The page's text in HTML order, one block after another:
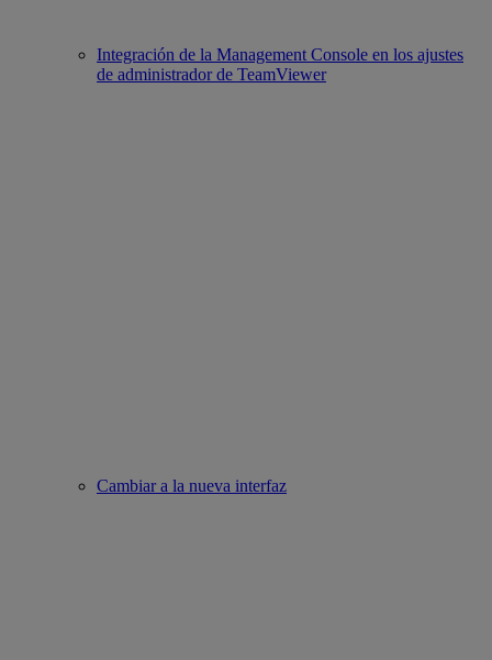
Integración de la Management Console en los ajustes
de administrador de TeamViewer
Cambiar a la nueva interfaz